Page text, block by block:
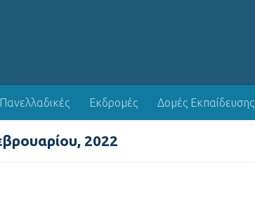
Πανελλαδικές Εκδρομές Δομές Εκπαίδευσης
2022